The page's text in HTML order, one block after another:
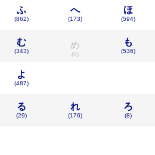
ふ
(862)
へ
(173)
ほ
(594)
む
(343)
め
(0)
も
(536)
よ
(487)
る
(29)
れ
(176)
ろ
(8)